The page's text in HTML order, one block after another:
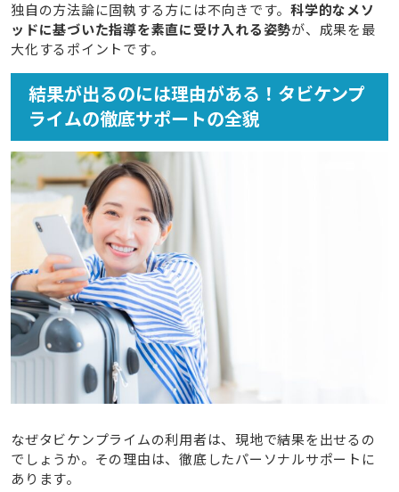
独自の方法論に固執する方には不向きです。 科学的なメソ
ッドに基づいた指導を素直に受け入れる姿勢が、成果を最
大化するポイントです。
結果が出るのには理由がある！タビケンプ
ライムの徹底サポートの全貌
なぜタビケンプライムの利用者は、現地で結果を出せるの
でしょうか。その理由は、徹底したパーソナルサポートに
あります。